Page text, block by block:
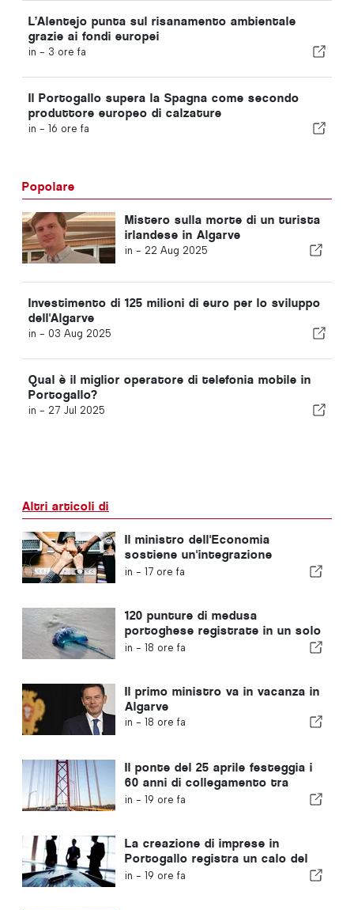
L’Alentejo punta sul risanamento ambientale
grazie ai fondi europei
in - 3 ore fa
Il Portogallo supera la Spagna come secondo
produttore europeo di calzature
in - 16 ore fa
Popolare
Mistero sulla morte di un turista
irlandese in Algarve
in - 22 Aug 2025
Investimento di 125 milioni di euro per lo sviluppo
dell'Algarve
in - 03 Aug 2025
Qual è il miglior operatore di telefonia mobile in
Portogallo?
in - 27 Jul 2025
Altri articoli di
Il ministro dell'Economia
sostiene un'integrazione
regolamentata e garantisce un
in - 17 ore fa
120 punture di medusa
portoghese registrate in un solo
giorno
in - 18 ore fa
Il primo ministro va in vacanza in
Algarve
in - 18 ore fa
Il ponte del 25 aprile festeggia i
60 anni di collegamento tra
Lisbona e Almada
in - 19 ore fa
La creazione di imprese in
Portogallo registra un calo del
4,2%
in - 19 ore fa